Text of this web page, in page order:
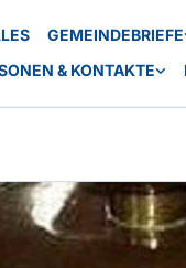
GEMEINDEBRIEFE
& KONTAKTE